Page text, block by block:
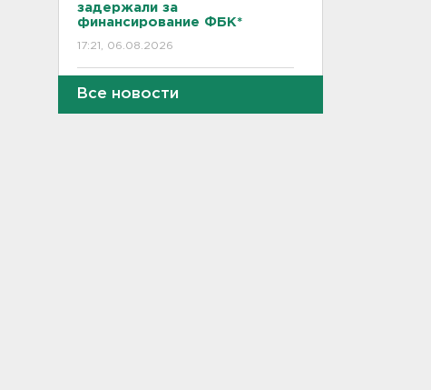
задержали за
финансирование ФБК*
17:21, 06.08.2026
В Сестрорецке бабахнуло в
нарколаборатории
Все новости